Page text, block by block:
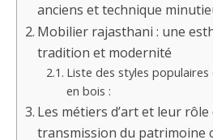
anciens et technique
Mobilier rajasthani : une
tradition et modernité
Liste des styles
en bois :
Les métiers d’art et leur rôle
transmission du patrimoine